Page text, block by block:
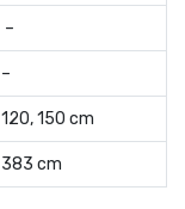
–
–
120, 150 cm
383 cm